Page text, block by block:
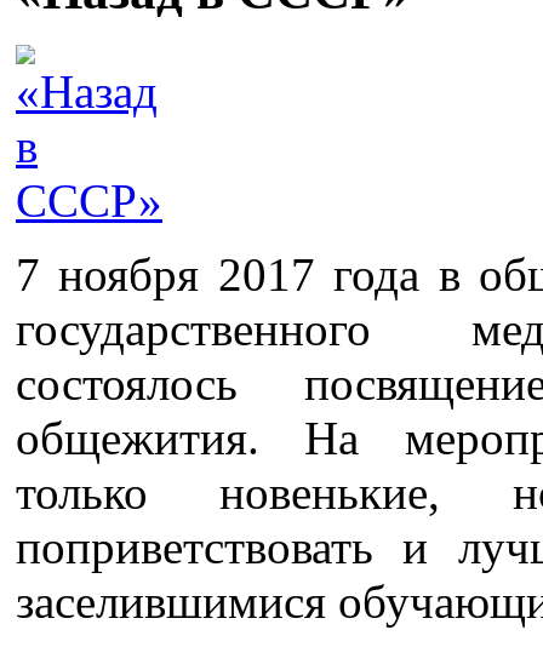
7 ноября 2017 года в
государственного
состоялось
общежития. На
только
поприветствовать и
заселившимися